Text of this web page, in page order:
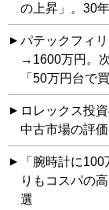
の上昇」。30
パテックフィ
→1600万円。
「50万円台で
ロレックス投
中古市場の評
「腕時計に
りもコスパの
選